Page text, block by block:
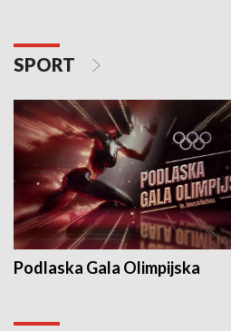
SPORT
Podlaska Gala Olimpijska